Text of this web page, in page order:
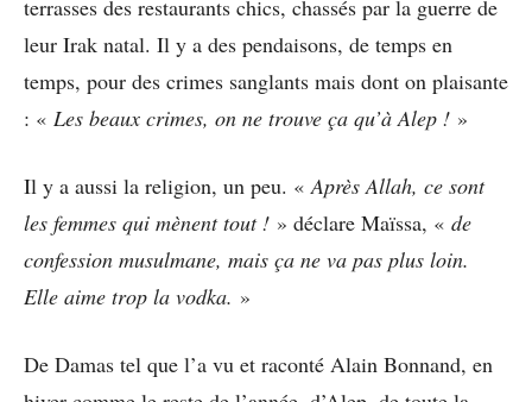
terrasses des restaurants chics, chassés par la guerre de
leur Irak natal. Il y a des pendaisons, de temps en
temps, pour des crimes sanglants mais dont on plaisante
: « Les beaux crimes, on ne trouve ça qu’à Alep ! »
Il y a aussi la religion, un peu. «Après Allah, ce sont
les femmes qui mènent tout ! » déclare Maïssa, « de
confession musulmane, mais ça ne va pas plus loin.
Elle aime trop la vodka. »
De Damas tel que l’a vu et raconté Alain Bonnand, en